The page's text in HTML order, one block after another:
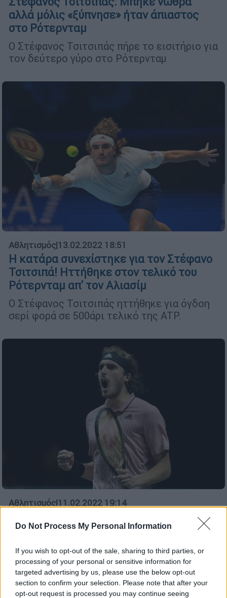
Do Not Process My Personal Information
If you wish to opt-out of the sale, sharing to third parties, or
processing of your personal or sensitive information for
targeted advertising by us, please use the below opt-out
section to confirm your selection. Please note that after your
opt-out request is processed you may continue seeing
αλλά μόλις «ξύπνησε» ήταν άπιαστος
στο Ρότερνταμ
Ο Στέφανος Τσιτσιπάς πήρε το εισιτήριο για
τον δεύτερο γύρο στο Ρότερνταμ
Αθλητισμός|13.02.2022 18:51
Η κατάρα συνεχίστηκε για τον Στέφανο
Τσιτσιπά! Ηττήθηκε στον τελικό του
Ρότερνταμ απ' τον Αλιασίμ
Ο Στέφανος Τσιτσιπάς ηττήθηκε για όγδοη
σερί φορά σε 500άρι τελικό της ATP.
Αθλητισμός|11.02.2022 19:14
δεύτερη σερί φορά στον ημιτελικό του
Ο Στέφανος Τσιτσιπάς επικράτησε 2-0 σετ
του Αλεξ Ντε Μινόρ και πέρασε ξανά στον
ημιτελικό του Ρότερνταμ.